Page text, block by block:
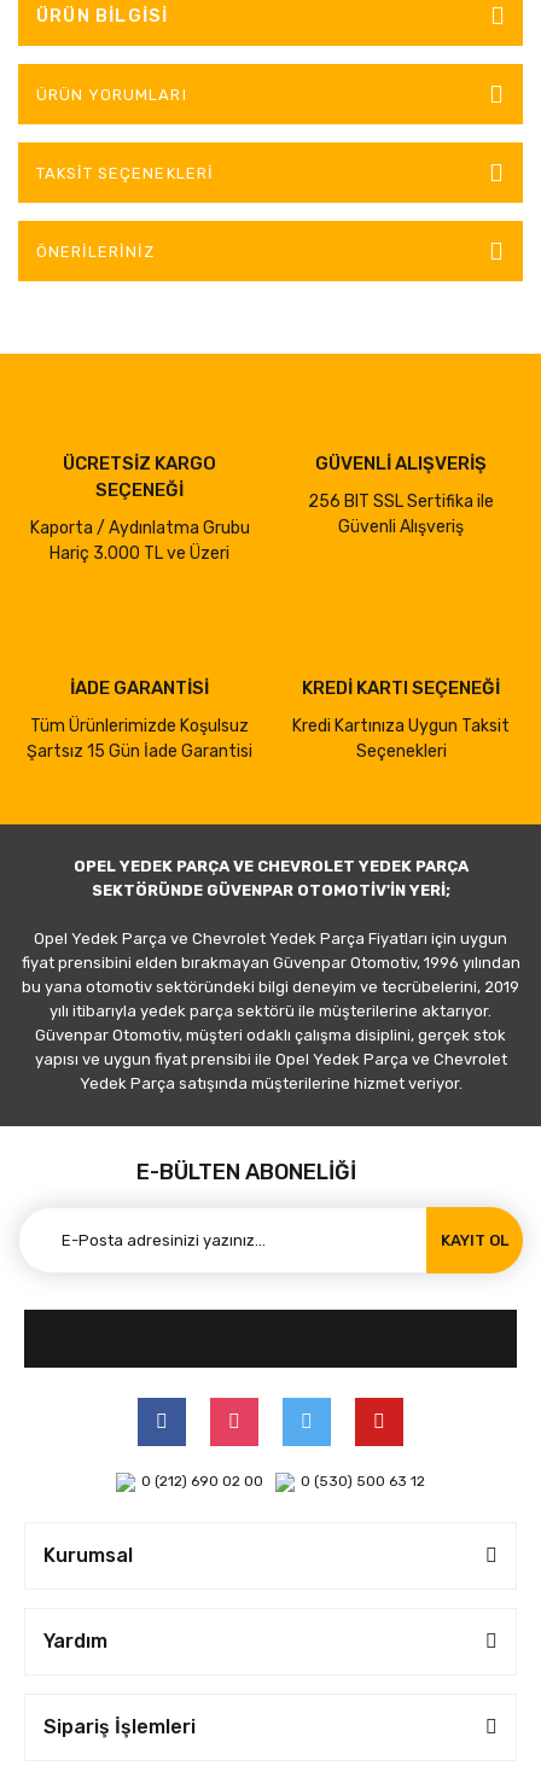
ÜRÜN BILGISI
ÜRÜN YORUMLARI
TAKSIT SEÇENEKLERI
ÖNERILERINIZ
ÜCRETSİZ KARGO
SEÇENEĞİ
Kaporta / Aydınlatma Grubu
Hariç 3.000 TL ve Üzeri
GÜVENLİ ALIŞVERİŞ
256 BIT SSL Sertifika ile
Güvenli Alışveriş
İADE GARANTİSİ
Tüm Ürünlerimizde Koşulsuz
Şartsız 15 Gün İade Garantisi
KREDİ KARTI SEÇENEĞİ
Kredi Kartınıza Uygun Taksit
Seçenekleri
OPEL YEDEK PARÇA VE CHEVROLET YEDEK PARÇA
SEKTÖRÜNDE GÜVENPAR OTOMOTİV'İN YERİ;
Opel Yedek Parça ve Chevrolet Yedek Parça Fiyatları için uygun
fiyat prensibini elden bırakmayan Güvenpar Otomotiv, 1996 yılından
bu yana otomotiv sektöründeki bilgi deneyim ve tecrübelerini, 2019
yılı itibarıyla yedek parça sektörü ile müşterilerine aktarıyor.
Güvenpar Otomotiv, müşteri odaklı çalışma disiplini, gerçek stok
yapısı ve uygun fiyat prensibi ile Opel Yedek Parça ve Chevrolet
Yedek Parça satışında müşterilerine hizmet veriyor.
E-BÜLTEN ABONELİĞİ
KAYIT OL
0 (212) 690 02 00 0 (530) 500 63 12
Kurumsal
Yardım
Sipariş İşlemleri